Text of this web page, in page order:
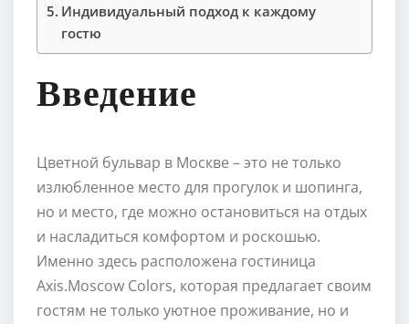
Индивидуальный подход к каждому
гостю
Введение
Цветной бульвар в Москве – это не только
излюбленное место для прогулок и шопинга,
но и место, где можно остановиться на отдых
и насладиться комфортом и роскошью.
Именно здесь расположена гостиница
Axis.Moscow Colors, которая предлагает своим
гостям не только уютное проживание, но и